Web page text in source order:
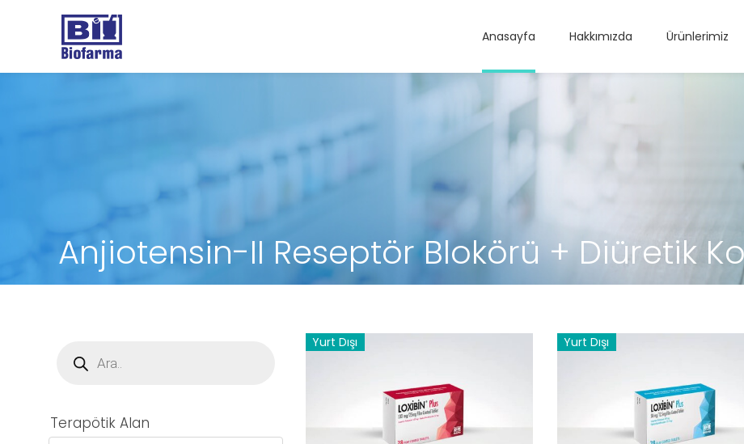
Anasayfa Hakkımızda Ürünlerimiz
Anjiotensin-II Reseptör Blokörü + Diüretik
Yurt Dışı
DEVAMINI OKU
Yurt Dışı
DEVAMINI OKU
search
Terapötik Alan